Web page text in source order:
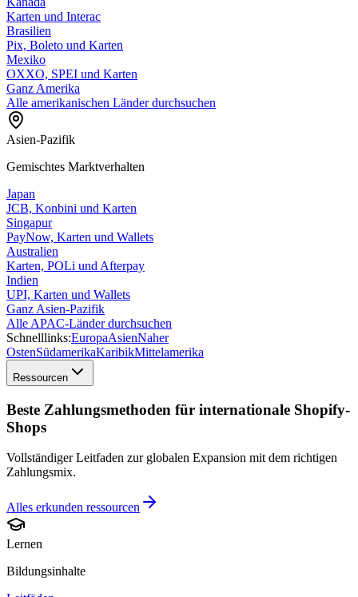
Karten und Interac
Brasilien
Pix, Boleto und Karten
Mexiko
OXXO, SPEI und Karten
Ganz Amerika
Alle amerikanischen Länder durchsuchen
Asien-Pazifik
Gemischtes Marktverhalten
Japan
JCB, Konbini und Karten
Singapur
PayNow, Karten und Wallets
Australien
Karten, POLi und Afterpay
Indien
UPI, Karten und Wallets
Ganz Asien-Pazifik
Alle APAC-Länder durchsuchen
Schnelllinks:EuropaAsienNaher
OstenSüdamerikaKaribikMittelamerika
Ressourcen
Beste Zahlungsmethoden für internationale Shopify-
Shops
Vollständiger Leitfaden zur globalen Expansion mit dem richtigen
Zahlungsmix.
Alles erkunden ressourcen
Lernen
Bildungsinhalte